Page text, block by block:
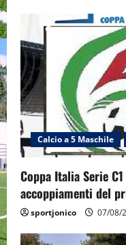
Calcio a 5 Maschile
Coppa Italia Serie
accoppiamenti del
sportjonico 07/08/